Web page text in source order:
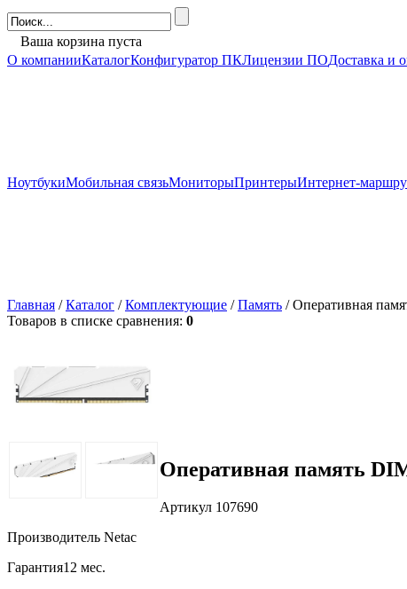
Ваша корзина пуста
О компанииКаталогКонфигуратор ПКЛицензии ПОДоставка и
НоутбукиМобильная связьМониторыПринтерыИнтернет-
Главная /Каталог /Комплектующие /Память / Оперативная
Товаров в списке сравнения: 0
Оперативная память
Артикул 107690
Производитель Netac
Гарантия12 мес.